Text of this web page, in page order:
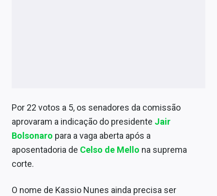
Conteúdo de Marca
Expediente
Contato
Por 22 votos a 5, os senadores da comissão
aprovaram a indicação do presidente Jair
Bolsonaro para a vaga aberta após a
aposentadoria de Celso de Mello na suprema
corte.
O nome de Kassio Nunes ainda precisa ser